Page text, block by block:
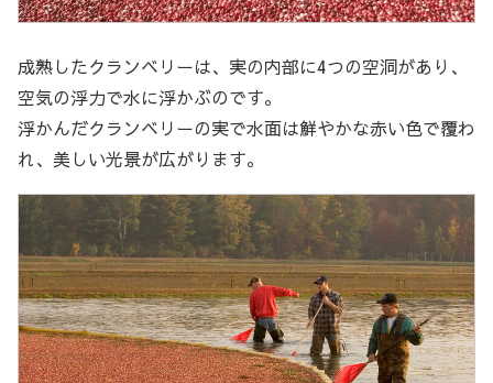
成熟したクランベリーは、実の内部に4つの空洞があり、
空気の浮力で水に浮かぶのです。
浮かんだクランベリーの実で水面は鮮やかな赤い色で覆わ
れ、美しい光景が広がります。